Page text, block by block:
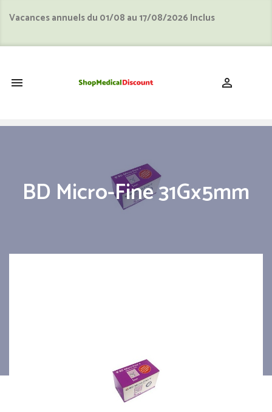
Vacances annuels du 01/08 au 17/08/2026 Inclus
 
BD Micro-Fine 31Gx5mm